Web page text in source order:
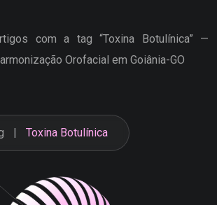
com a tag “Toxina Botulínica” —
Orofacial em Goiânia-GO
Toxina Botulínica